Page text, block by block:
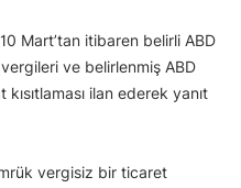
Mart’tan itibaren belirli ABD
ve belirlenmiş ABD
ilan ederek yanıt
vergisiz bir ticaret